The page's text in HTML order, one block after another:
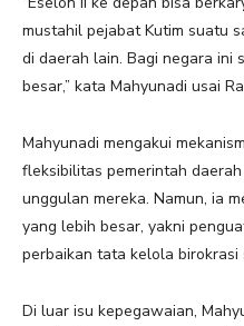
mustahil pejabat Kutim suatu
di daerah lain. Bagi negara ini
besar,” kata Mahyunadi usai
Mahyunadi mengakui
fleksibilitas pemerintah
unggulan mereka. Namun, ia
yang lebih besar, yakni
perbaikan tata kelola birokrasi
Di luar isu kepegawaian,